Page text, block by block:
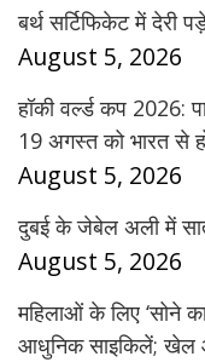
बर्थ सर्टिफिकेट में देरी
August 5, 2026
हॉकी वर्ल्ड कप 2026:
19 अगस्त को भारत से
August 5, 2026
दुबई के जेबेल अली में
August 5, 2026
महिलाओं के लिए ‘सोने
आधुनिक साइकिलें; खेल